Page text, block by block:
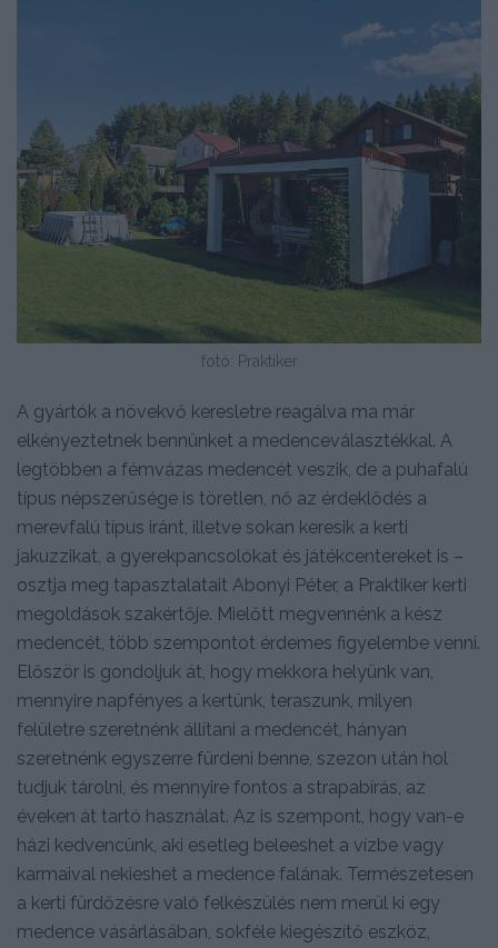
fotó: Praktiker
A gyártók a növekvő keresletre reagálva ma már
elkényeztetnek bennünket a medenceválasztékkal. A
legtöbben a fémvázas medencét veszik, de a puhafalú
típus népszerűsége is töretlen, nő az érdeklődés a
merevfalú típus iránt, illetve sokan keresik a kerti
jakuzzikat, a gyerekpancsolókat és játékcentereket is –
osztja meg tapasztalatait Abonyi Péter, a Praktiker kerti
megoldások szakértője. Mielőtt megvennénk a kész
medencét, több szempontot érdemes figyelembe venni.
Először is gondoljuk át, hogy mekkora helyünk van,
mennyire napfényes a kertünk, teraszunk, milyen
felületre szeretnénk állítani a medencét, hányan
szeretnénk egyszerre fürdeni benne, szezon után hol
tudjuk tárolni, és mennyire fontos a strapabírás, az
éveken át tartó használat. Az is szempont, hogy van-e
házi kedvencünk, aki esetleg beleeshet a vízbe vagy
karmaival nekieshet a medence falának. Természetesen
a kerti fürdőzésre való felkészülés nem merül ki egy
medence vásárlásában, sokféle kiegészítő eszköz,